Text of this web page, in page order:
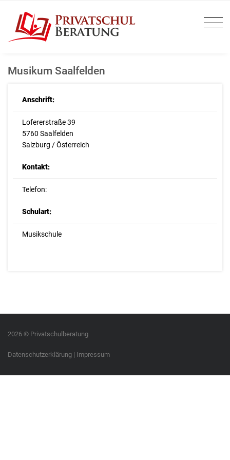
Musikum Saalfelden
Anschrift:
Lofererstraße 39
5760 Saalfelden
Salzburg / Österreich
Kontakt:
Telefon:
Schulart:
Musikschule
2026 © Privatschulberatung
Datenschutzerklärung | Impressum